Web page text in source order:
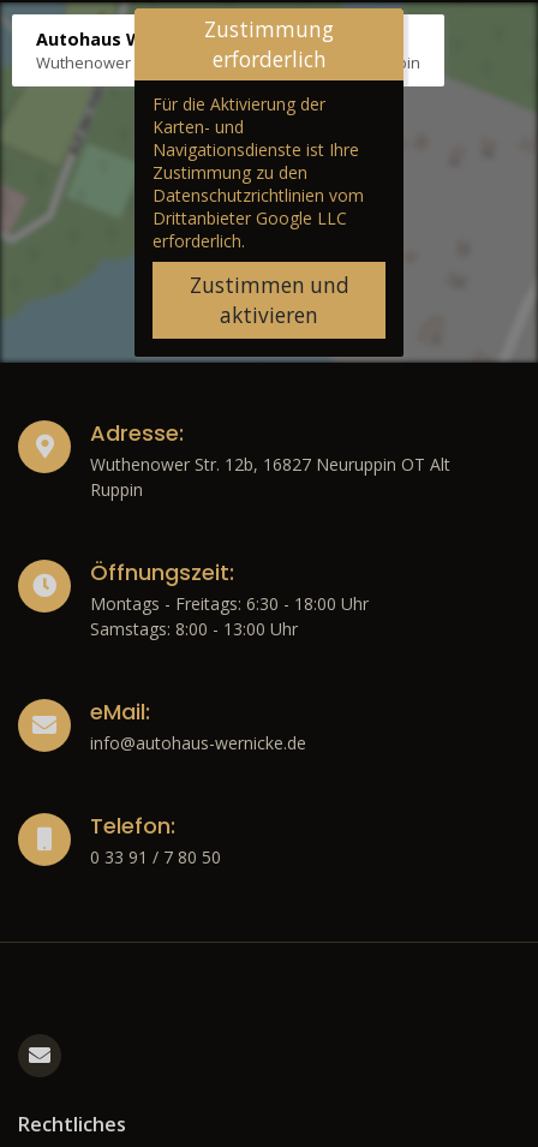
Autohaus Wernicke
Wuthenower Str. 12b, 16827 Neuruppin OT Alt Ruppin
Zustimmung
erforderlich
Für die Aktivierung der
Karten- und
Navigationsdienste ist Ihre
Zustimmung zu den
Datenschutzrichtlinien vom
Drittanbieter Google LLC
erforderlich.
Zustimmen und
aktivieren
Adresse:
Wuthenower Str. 12b, 16827 Neuruppin OT Alt
Ruppin
Öffnungszeit:
Montags - Freitags: 6:30 - 18:00 Uhr
Samstags: 8:00 - 13:00 Uhr
eMail:
info@autohaus-wernicke.de
Telefon:
0 33 91 / 7 80 50
Rechtliches